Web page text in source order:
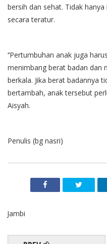
bersih dan sehat. Tidak
secara teratur.
‘’Pertumbuhan anak juga
menimbang berat badan dan
berkala. Jika berat badannya
bertambah, anak tersebut
Aisyah.
Penulis (bg nasri)
Jambi